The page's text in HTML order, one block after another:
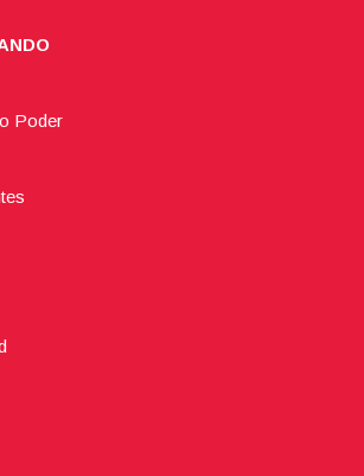
Poder